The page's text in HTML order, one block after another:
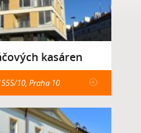
kasáren
10, Praha 10